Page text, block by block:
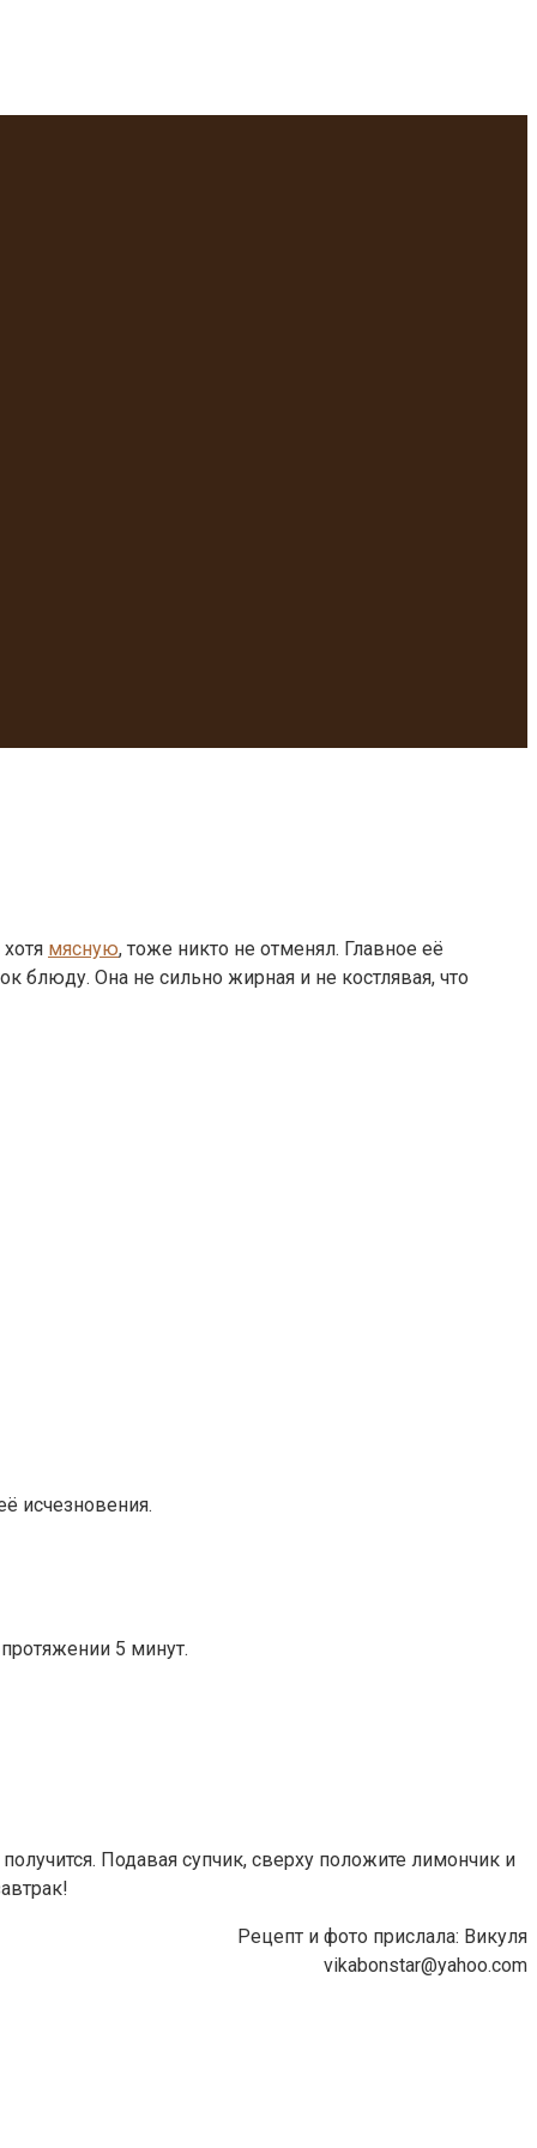
мясную, тоже никто не отменял. Главное её
блюду. Она не сильно жирная и не костлявая, что
исчезновения.
5 минут.
Подавая супчик, сверху положите лимончик и
Рецепт и фото прислала: Викуля
vikabonstar@yahoo.com